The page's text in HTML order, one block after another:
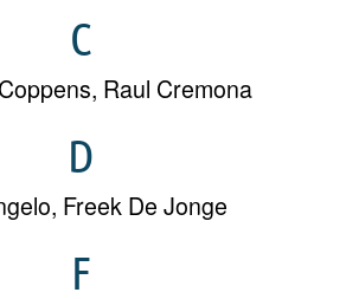
C
, Raul Cremona
D
, Freek De Jonge
F